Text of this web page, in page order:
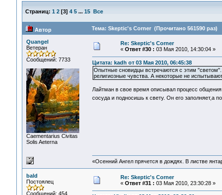
Страниц: 1 2[3] 4 5 ... 15 Все
Автор Тема: Skeptic's Corner (Прочитано 561590 раз)
Quangel
Ветеран
Сообщений: 7733
Сaementarius Civitas
Solis Aeterna
Re: Skeptic's Corner
« Ответ #30 : 03 Мая 2010, 14:30:04 »
Цитата: kadh от 03 Мая 2010, 06:45:38
Опытные сновидцы встречаются с этим
религиозные чувства. А некоторые не
Лайтман в свое время описывал процесс
сосуда и подносишь к свету. Он его заполняет,а
«Осенний Ангел прячется в дождях. В листве
bald
Постоялец
Сообщений: 454
Re: Skeptic's Corner
« Ответ #31 : 03 Мая 2010, 23:30:28 »